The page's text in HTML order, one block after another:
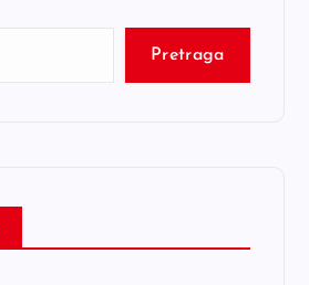
Pretraga